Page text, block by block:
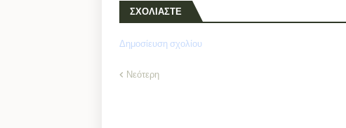
ΣΧΟΛΙΑΣΤΕ
Δημοσίευση σχολίου
Νεότερη